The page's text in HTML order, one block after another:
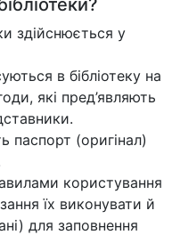
здійснюється у
в бібліотеку на
які пред’являють
паспорт (оригінал)
користування
їх виконувати й
для заповнення